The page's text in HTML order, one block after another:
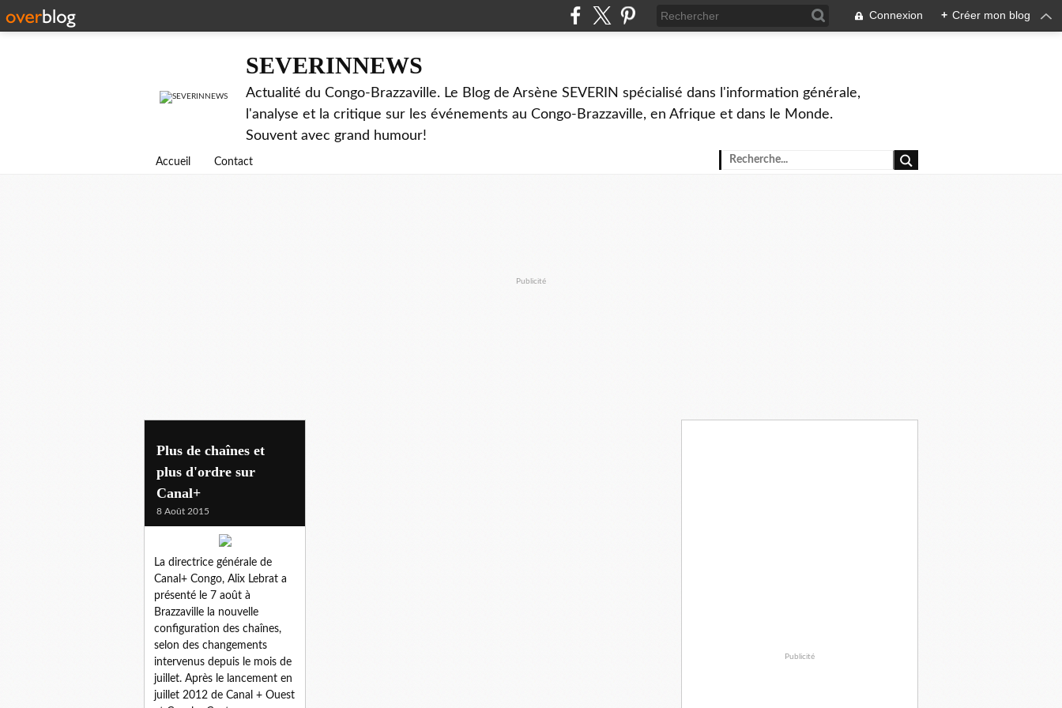
Connexion + Créer mon blog
SEVERINNEWS
Actualité du Congo-Brazzaville. Le Blog de Arsène SEVERIN spécialisé dans l'information générale,
l'analyse et la critique sur les événements au Congo-Brazzaville, en Afrique et dans le Monde.
Souvent avec grand humour!
Accueil Contact
Publicité
alix lebrat
Plus de chaînes et
plus d'ordre sur
Canal+
8 Août 2015
La directrice générale de
Canal+ Congo, Alix Lebrat a
présenté le 7 août à
Brazzaville la nouvelle
configuration des chaînes,
selon des changements
intervenus depuis le mois de
juillet. Après le lancement en
juillet 2012 de Canal + Ouest
Publicité